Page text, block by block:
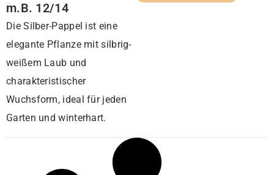
m.B. 12/14
Die Silber-Pappel ist eine
elegante Pflanze mit silbrig-
weißem Laub und
charakteristischer
Wuchsform, ideal für jeden
Garten und winterhart.